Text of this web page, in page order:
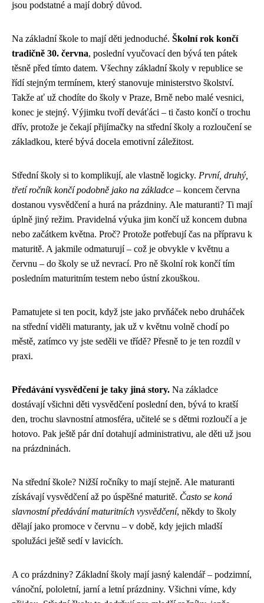
jsou podstatné a mají dobrý důvod.
Na základní škole to mají děti jednoduché. Školní rok končí
tradičně 30. června, poslední vyučovací den bývá ten pátek
těsně před tímto datem. Všechny základní školy v republice se
řídí stejným termínem, který stanovuje ministerstvo školství.
Takže ať už chodíte do školy v Praze, Brně nebo malé vesnici,
konec je stejný. Výjimku tvoří deváťáci – ti často končí o trochu
dřív, protože je čekají přijímačky na střední školy a rozloučení se
základkou, které bývá docela emotivní záležitost.
Střední školy si to komplikují, ale vlastně logicky. První, druhý,
třetí ročník končí podobně jako na základce – koncem června
dostanou vysvědčení a hurá na prázdniny. Ale maturanti? Ti mají
úplně jiný režim. Pravidelná výuka jim končí už koncem dubna
nebo začátkem května. Proč? Protože potřebují čas na přípravu k
maturitě. A jakmile odmaturují – což je obvykle v květnu a
červnu – do školy se už nevrací. Pro ně školní rok končí tím
posledním maturitním testem nebo ústní zkouškou.
Pamatujete si ten pocit, když jste jako prvňáček nebo druháček
na střední viděli maturanty, jak už v květnu volně chodí po
městě, zatímco vy jste seděli ve třídě? Přesně to je ten rozdíl v
praxi.
Předávání vysvědčení je taky jiná story. Na základce
dostávají všichni děti vysvědčení poslední den, bývá to kratší
den, trochu slavnostní atmosféra, učitelé se s dětmi rozloučí a je
hotovo. Pak ještě pár dní dotahují administrativu, ale děti už jsou
na prázdninách.
Na střední škole? Nižší ročníky to mají stejně. Ale maturanti
získávají vysvědčení až po úspěšné maturitě. Často se koná
slavnostní předávání maturitních vysvědčení, někdy to školy
dělají jako promoce v červnu – v době, kdy jejich mladší
spolužáci ještě sedí v lavicích.
A co prázdniny? Základní školy mají jasný kalendář – podzimní,
vánoční, pololetní, jarní a letní prázdniny. Všichni víme, kdy